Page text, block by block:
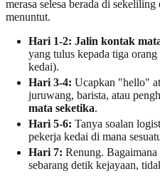
merasa selesa berada di
menuntut.
Hari 1-2: Jalin kontak
yang tulus kepada tiga
kedai).
Hari 3-4: Ucapkan "hello"
juruwang, barista, atau
mata seketika.
Hari 5-6: Tanya soalan
pekerja kedai di mana
Hari 7: Renung.
sebarang detik kejayaan,